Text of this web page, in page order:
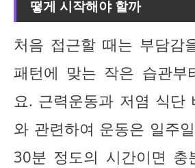
떻게 시작해야 할까
처음 접근할 때는 부담감
패턴에 맞는 작은 습관부
요. 근력운동과 저염 식단
와 관련하여 운동은 일주
30분 정도의 시간이면 충